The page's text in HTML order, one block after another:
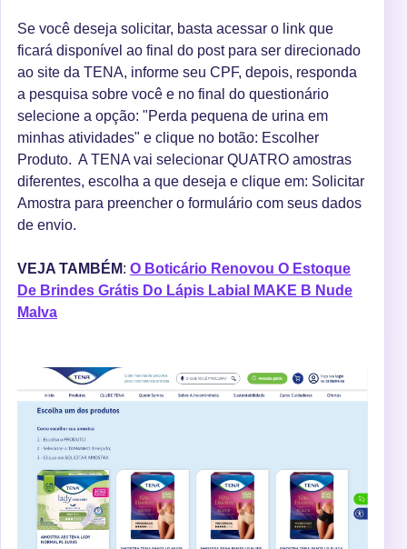
Se você deseja solicitar, basta acessar o link que
ficará disponível ao final do post para ser direcionado
ao site da TENA, informe seu CPF, depois, responda
a pesquisa sobre você e no final do questionário
selecione a opção: "Perda pequena de urina em
minhas atividades" e clique no botão: Escolher
Produto. A TENA vai selecionar QUATRO amostras
diferentes, escolha a que deseja e clique em: Solicitar
Amostra para preencher o formulário com seus dados
de envio.
VEJA TAMBÉM: O Boticário Renovou O Estoque
De Brindes Grátis Do Lápis Labial MAKE B Nude
Malva